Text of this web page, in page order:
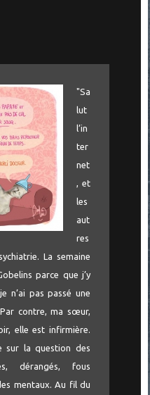
"Sa
lut
l’in
ter
net
, et
les
aut
res
La semaine
parce que j’y
n’ai pas passé une
contre, ma sœur,
elle est infirmière.
sur la question des
dérangés, fous
mentaux. Au fil du